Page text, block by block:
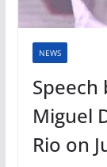
NEWS
Speech
Miguel
Rio on